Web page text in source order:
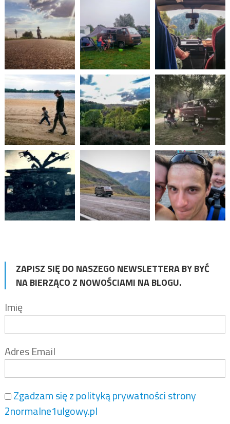
ZAPISZ SIĘ DO NASZEGO NEWSLETTERA BY BYĆ
NA BIERZĄCO Z NOWOŚCIAMI NA BLOGU.
Imię
Adres Email
Zgadzam się z polityką prywatności strony
2normalne1ulgowy.pl